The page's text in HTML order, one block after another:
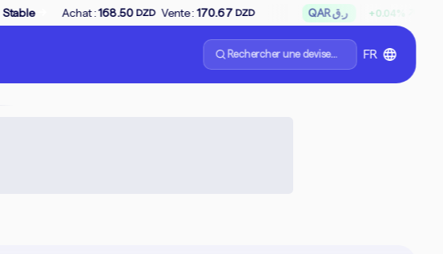
168.50 Vente :170.67 DZD QAR ر.ق ↗ Achat : 65.85
Rechercher une devise...
FR